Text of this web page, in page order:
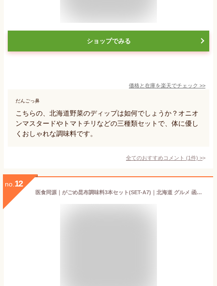
ショップでみる
価格と在庫を楽天でチェック >>
だんごっ鼻
こちらの、北海道野菜のディップは如何でしょうか？オニオ
ンマスタードやトマトチリなどの三種類セットで、体に優し
くおしゃれな調味料です。
全てのおすすめコメント (1件) >
no. 12
医食同源｜がごめ昆布調味料3本セット(SET-A7)｜北海道 グルメ 函館 がごめ昆布｜代金引換不可